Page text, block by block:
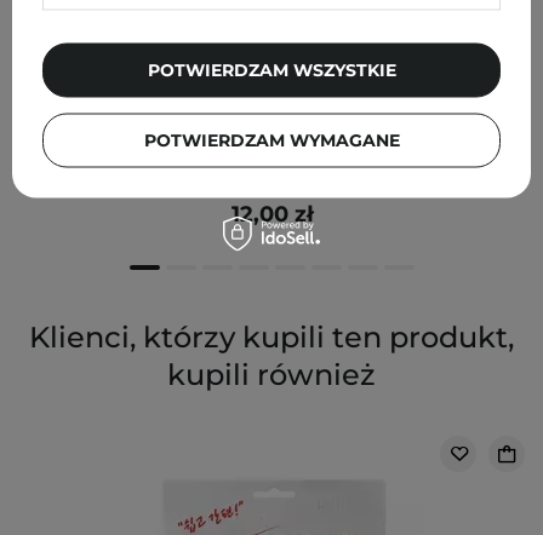
Petitfee - Gold Hydrogel Mask Pack - Hydrożelowa
Maska ze Złotem i Ekstraktem z Żeń-Szenia - 32g
12,00 zł
Klienci, którzy kupili ten produkt,
kupili również
POTWIERDZAM WYMAGANE
POTWIERDZAM WSZYSTKIE